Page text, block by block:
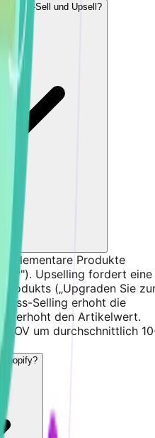
Cross-Sell und Upsell?
Produkte
Upselling fordert eine
(„Upgraden Sie
Selling erhoht die
erhoht den Artikelwert.
AOV um durchschnittlich